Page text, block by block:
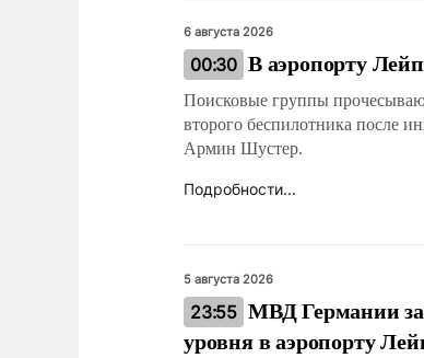
6 августа 2026
00:30 В аэропорту
Поисковые группы
второго беспилотника после
Армин Шустер.
Подробности...
5 августа 2026
23:55 МВД Германии
уровня в аэропорту